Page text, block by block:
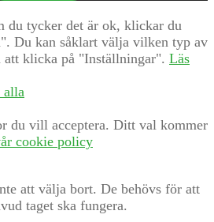
du tycker det är ok, klickar du
Du kan såklart välja vilken typ av
klicka på "Inställningar". Läs
alla
du vill acceptera. Ditt val kommer
cookie policy
att välja bort. De behövs för att
taget ska fungera.